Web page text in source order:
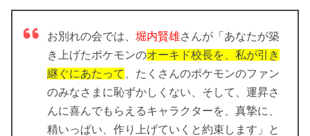
お別れの会では、 堀内賢雄さんが「あなたが築
き上げたポケモンのオーキド校長を、私が引き
継ぐにあたって
、たくさんのポケモンのファン
のみなさまに恥ずかしくない、そして、運昇さ
んに喜んでもらえるキャラクターを、真摯に、
精いっぱい、作り上げていくと約束します」と